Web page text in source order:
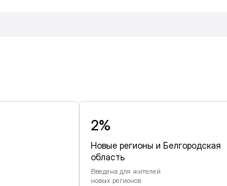
2%
Новые регионы и Белгородская
область
Введена для жителей
новых регионов